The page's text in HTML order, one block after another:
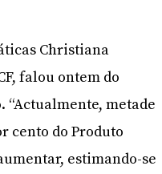
Christiana
falou ontem do
“Actualmente, metade
cento do Produto
estimando-se